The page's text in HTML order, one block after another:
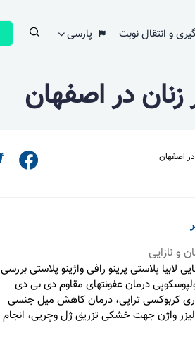
و انتقال نوبت پارسی
در اصفهان
اصفهان
و نازایی
لابیا پلاستی پرینو رافی واژینو پلاستی بررسی
درمان عفونتهای مقاوم دی بی دی
کربوکسی تراپی، درمان کاهش میل جنسی
واژن جهت خشکی تزریق ژل وچریی، انجام